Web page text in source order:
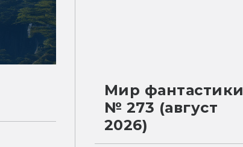
Мир фантастики
№ 273 (август
2026)